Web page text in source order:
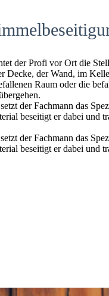
der Profi vor Ort die
Decke, der Wand, im
Raum oder die
der Fachmann das
beseitigt er dabei und
der Fachmann das
beseitigt er dabei und